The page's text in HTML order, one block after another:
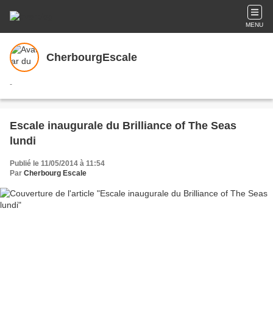
MENU
CherbourgEscale
-
Escale inaugurale du Brilliance of The Seas
lundi
Publié le 11/05/2014 à 11:54
Par Cherbourg Escale